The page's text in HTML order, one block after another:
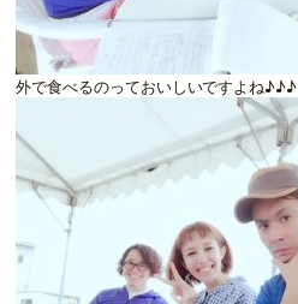
外で食べるのっておいしいですよね♪♪♪